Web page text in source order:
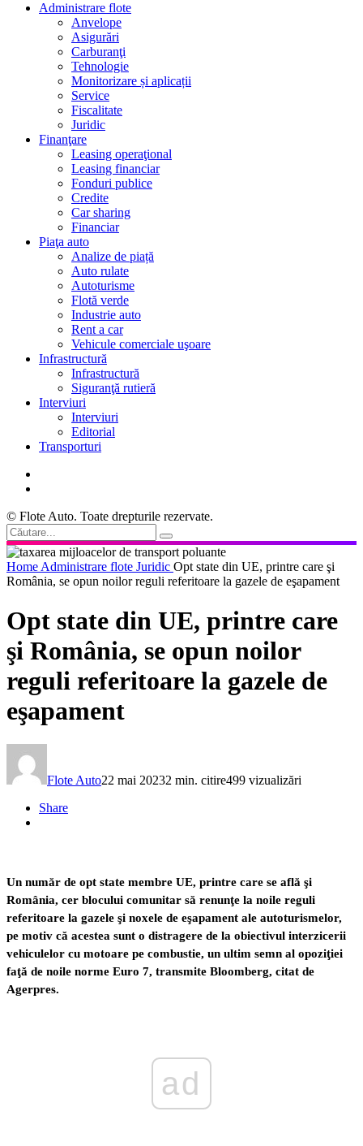
Administrare flote
Anvelope
Asigurări
Carburanţi
Tehnologie
Monitorizare și aplicații
Service
Fiscalitate
Juridic
Finanţare
Leasing operaţional
Leasing financiar
Fonduri publice
Credite
Car sharing
Financiar
Piaţa auto
Analize de piață
Auto rulate
Autoturisme
Flotă verde
Industrie auto
Rent a car
Vehicule comerciale uşoare
Infrastructură
Infrastructură
Siguranţă rutieră
Interviuri
Interviuri
Editorial
Transporturi
© Flote Auto. Toate drepturile rezervate.
Home Administrare flote Juridic Opt state din UE, printre care şi
România, se opun noilor reguli referitoare la gazele de eşapament
Opt state din UE, printre care
şi România, se opun noilor
reguli referitoare la gazele de
eşapament
Flote Auto22 mai 20232 min. citire499 vizualizări
Share
Un număr de opt state membre UE, printre care se află şi
România, cer blocului comunitar să renunţe la noile reguli
referitoare la gazele şi noxele de eşapament ale autoturismelor,
pe motiv că acestea sunt o distragere de la obiectivul interzicerii
vehiculelor cu motoare pe combustie, un ultim semn al opoziţiei
faţă de noile norme Euro 7, transmite Bloomberg, citat de
Agerpres.
ad